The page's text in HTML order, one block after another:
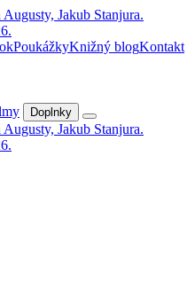
PoukážkyKnižný blogKontakt
Doplnky